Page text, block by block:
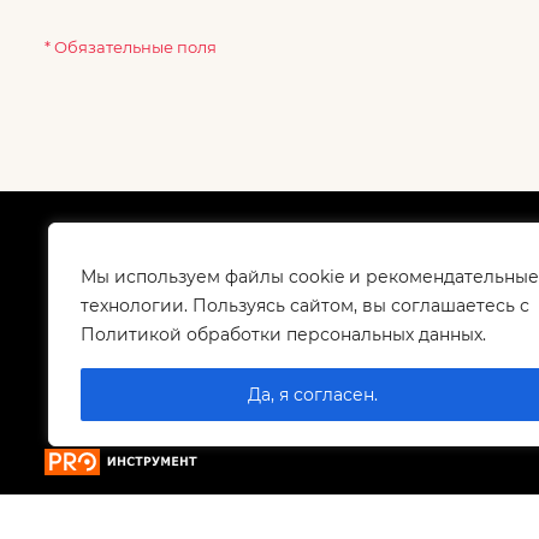
Мы используем файлы cookie и рекомендательные
технологии. Пользуясь сайтом, вы соглашаетесь с
Политикой обработки персональных данных.
Да, я согласен.
* Обязательные поля
Корпоративным клиентам
Контакты